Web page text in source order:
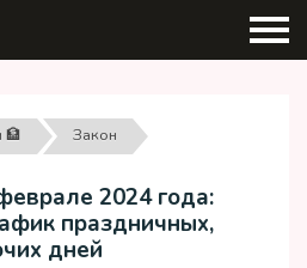
🏦 Закон
2024 года:
праздничных,
дней